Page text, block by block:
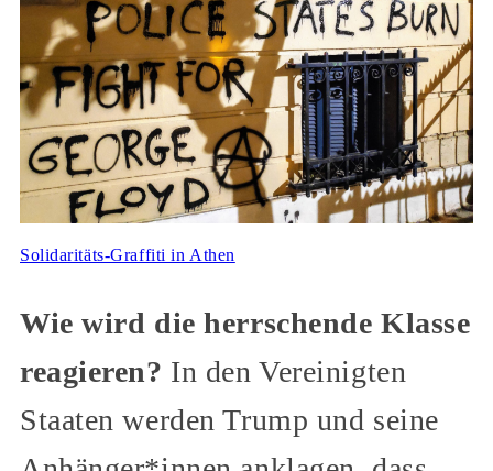
Solidaritäts-Graffiti in Athen
Wie wird die herrschende Klasse
reagieren? In den Vereinigten
Staaten werden Trump und seine